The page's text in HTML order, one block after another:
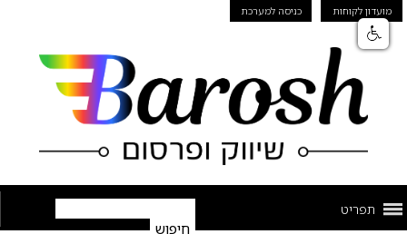
מועדון לקוחות כניסה למערכת
תפריט